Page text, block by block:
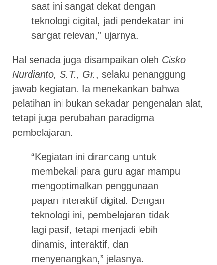
saat ini sangat dekat dengan
teknologi digital, jadi pendekatan ini
sangat relevan,” ujarnya.
Hal senada juga disampaikan oleh Cisko
Nurdianto, S.T., Gr., selaku penanggung
jawab kegiatan. Ia menekankan bahwa
pelatihan ini bukan sekadar pengenalan alat,
tetapi juga perubahan paradigma
pembelajaran.
“Kegiatan ini dirancang untuk
membekali para guru agar mampu
mengoptimalkan penggunaan
papan interaktif digital. Dengan
teknologi ini, pembelajaran tidak
lagi pasif, tetapi menjadi lebih
dinamis, interaktif, dan
menyenangkan,” jelasnya.